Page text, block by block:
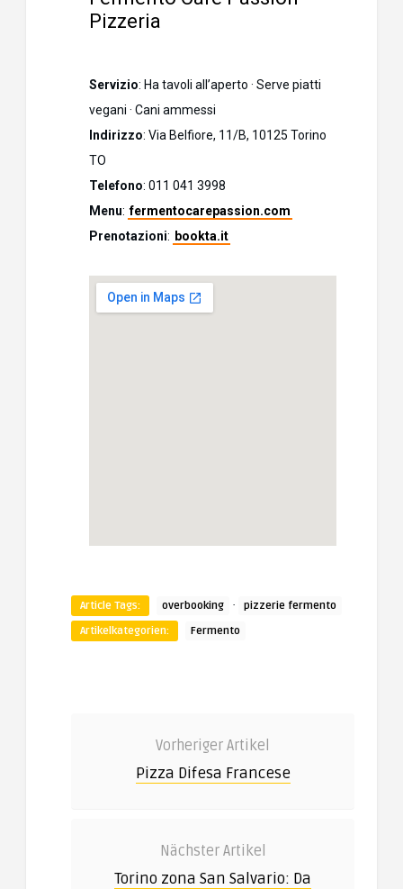
Pizzeria
Servizio: Ha tavoli all’aperto · Serve piatti
vegani · Cani ammessi
Indirizzo: Via Belfiore, 11/B, 10125 Torino
TO
Telefono: 011 041 3998
Menu: fermentocarepassion.com
Prenotazioni: bookta.it
Article Tags: overbooking ·
pizzerie fermento
Artikelkategorien:
Fermento
Vorheriger Artikel
Pizza Difesa Francese
Nächster Artikel
Torino zona San Salvario: Da